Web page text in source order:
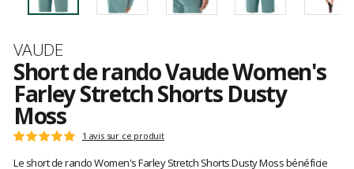
Marque
VAUDE
Short de rando Vaude Women's
Farley Stretch Shorts Dusty
Moss
Les
clients
Note
:
1 avis sur ce produit
Le short de rando Women's Farley Stretch Shorts Dusty Moss bénéficie